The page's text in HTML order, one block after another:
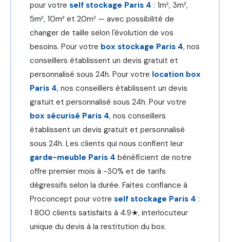
pour votre self stockage Paris 4 : 1m², 3m²,
5m², 10m² et 20m² — avec possibilité de
changer de taille selon l'évolution de vos
besoins. Pour votre box stockage Paris 4, nos
conseillers établissent un devis gratuit et
personnalisé sous 24h. Pour votre location box
Paris 4, nos conseillers établissent un devis
gratuit et personnalisé sous 24h. Pour votre
box sécurisé Paris 4, nos conseillers
établissent un devis gratuit et personnalisé
sous 24h. Les clients qui nous confient leur
garde-meuble Paris 4 bénéficient de notre
offre premier mois à -30% et de tarifs
dégressifs selon la durée. Faites confiance à
Proconcept pour votre self stockage Paris 4 :
1 800 clients satisfaits à 4.9★, interlocuteur
unique du devis à la restitution du box.